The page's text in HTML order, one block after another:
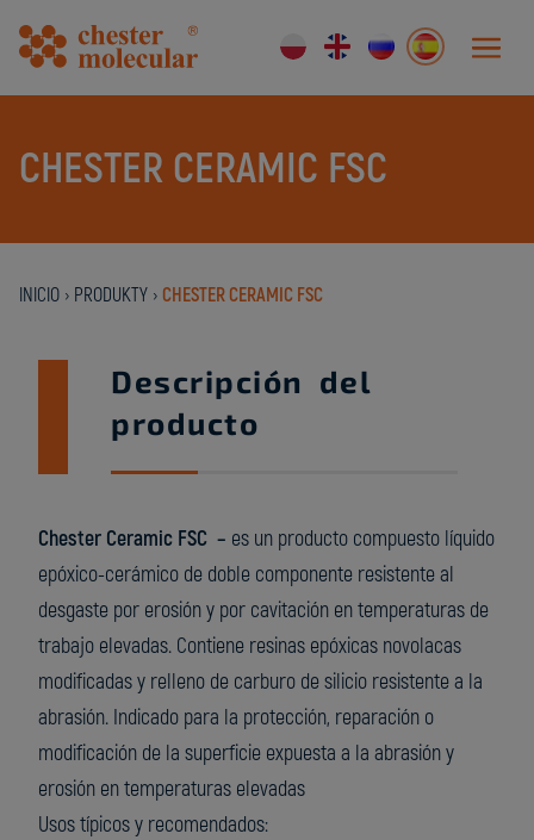
CHESTER CERAMIC FSC
INICIO › PRODUKTY › CHESTER CERAMIC FSC
Descripción del
producto
Chester Ceramic FSC – es un producto compuesto líquido
epóxico-cerámico de doble componente resistente al
desgaste por erosión y por cavitación en temperaturas de
trabajo elevadas. Contiene resinas epóxicas novolacas
modificadas y relleno de carburo de silicio resistente a la
abrasión. Indicado para la protección, reparación o
modificación de la superficie expuesta a la abrasión y
erosión en temperaturas elevadas
Usos típicos y recomendados: